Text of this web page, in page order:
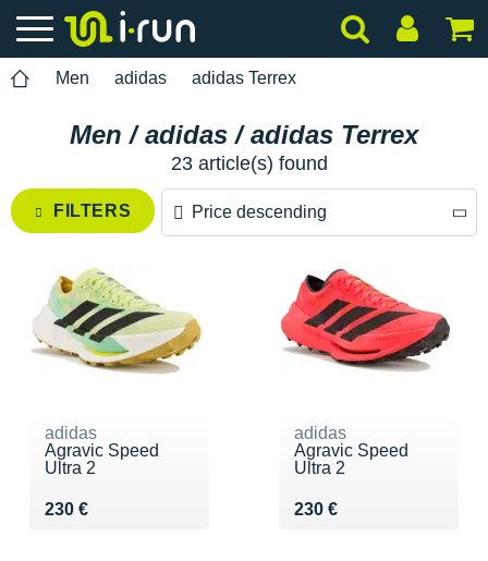
Men adidas adidas Terrex
Men / adidas / adidas Terrex
23 article(s) found
FILTERS Price descending
Price ascending
adidas
Agravic Speed
Ultra 2
230 €
Vendu 230 €
adidas
Agravic Speed
Ultra 2
230 €
Vendu 230 €